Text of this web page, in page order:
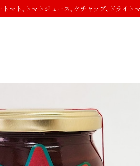
マト､トマトジュース､ケチャップ､ドライト